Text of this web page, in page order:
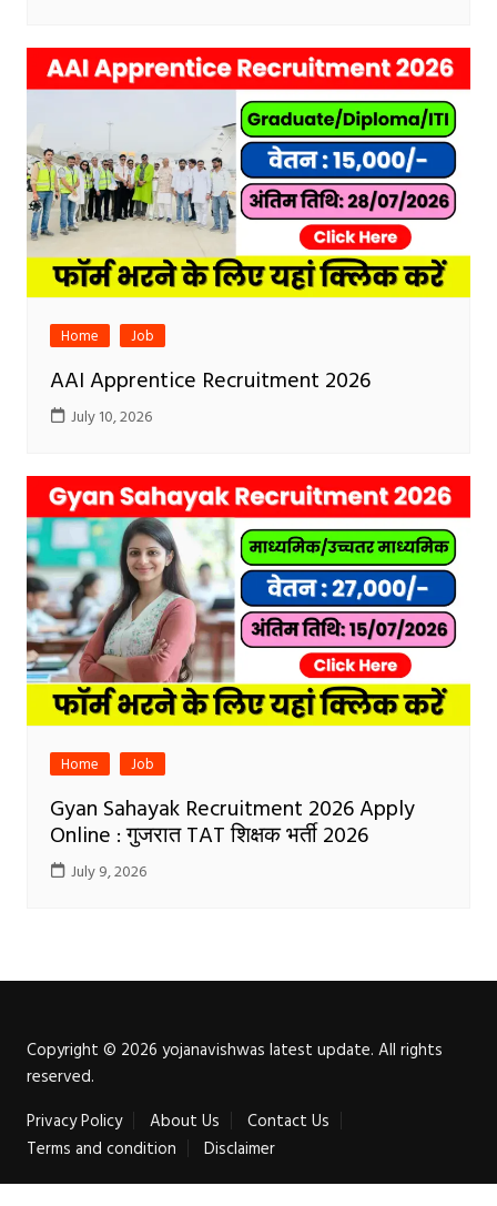
Home Job
AAI Apprentice Recruitment 2026
July 10, 2026
Home Job
Gyan Sahayak Recruitment 2026 Apply
Online : गुजरात TAT शिक्षक भर्ती 2026
July 9, 2026
Copyright © 2026 yojanavishwas latest update. All rights
reserved.
Privacy Policy
About Us
Contact Us
Terms and condition
Disclaimer